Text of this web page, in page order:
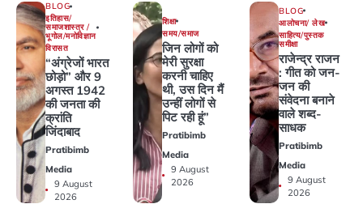
BLOG
इतिहास/
समाजशास्त्र /
भूगोल/मनोविज्ञान
विरासत
“अंग्रेजों भारत
छोड़ो” और 9
अगस्त 1942
की जनता की
क्रांति
जिंदाबाद
Pratibimb
Media
9 August
2026
शिक्षा
समय/समाज
जिन लोगों को
मेरी सुरक्षा
करनी चाहिए
थी, उस दिन मैं
उन्हीं लोगों से
पिट रही हूं”
Pratibimb
Media
9 August
2026
BLOG
आलोचना/ लेख
साहित्य/पुस्तक
समीक्षा
राजेन्द्र राजन
: गीत को जन-
जन की
संवेदना बनाने
वाले शब्द-
साधक
Pratibimb
Media
9 August
2026